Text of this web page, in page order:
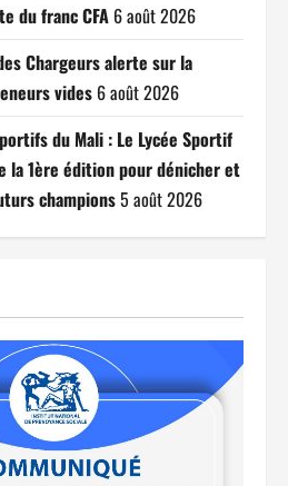
du franc CFA 6 août 2026
Chargeurs alerte sur la
vides 6 août 2026
du Mali : Le Lycée Sportif
la 1ère édition pour dénicher et
champions5 août 2026